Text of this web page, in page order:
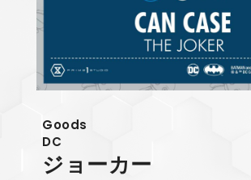
Goods
DC
ジョーカー